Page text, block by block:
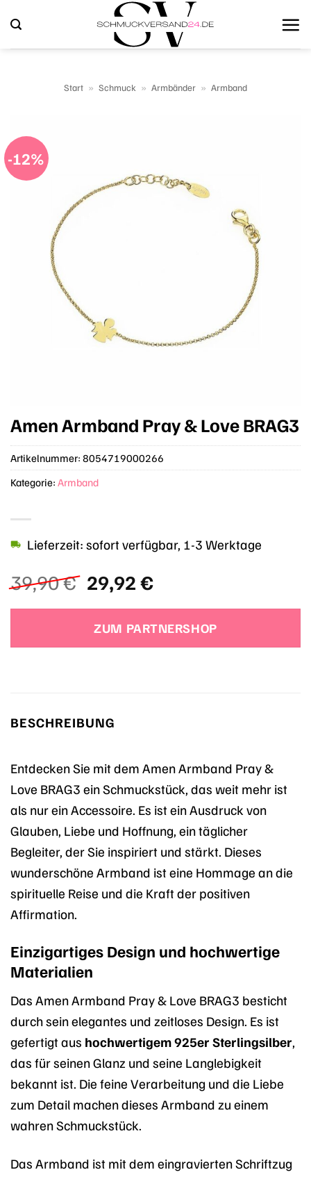
Inhalt
springen
Start » Schmuck » Armbänder » Armband
-12%
Amen Armband Pray & Love BRAG3
39,90€ Ursprünglicher
Preis
war:
39,90 €
29,92€Aktueller
ist:
29,92 €.
Lieferzeit: sofort verfügbar, 1-3 Werktage
ZUM PARTNERSHOP
Artikelnummer: 8054719000266
Kategorie: Armband
BESCHREIBUNG
Entdecken Sie mit dem Amen Armband Pray &
Love BRAG3 ein Schmuckstück, das weit mehr ist
als nur ein Accessoire. Es ist ein Ausdruck von
Glauben, Liebe und Hoffnung, ein täglicher
Begleiter, der Sie inspiriert und stärkt. Dieses
wunderschöne Armband ist eine Hommage an die
spirituelle Reise und die Kraft der positiven
Affirmation.
Einzigartiges Design und hochwertige
Materialien
Das Amen Armband Pray & Love BRAG3 besticht
durch sein elegantes und zeitloses Design. Es ist
gefertigt aus hochwertigem 925er Sterlingsilber,
das für seinen Glanz und seine Langlebigkeit
bekannt ist. Die feine Verarbeitung und die Liebe
zum Detail machen dieses Armband zu einem
wahren Schmuckstück.
Das Armband ist mit dem eingravierten Schriftzug